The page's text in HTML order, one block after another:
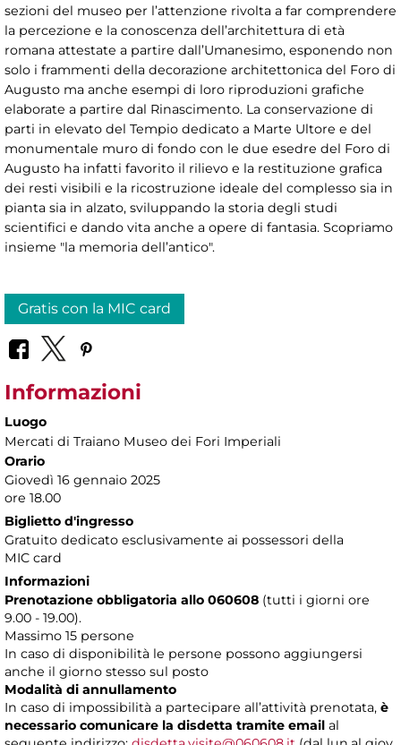
sezioni del museo per l’attenzione rivolta a far comprendere
la percezione e la conoscenza dell’architettura di età
romana attestate a partire dall’Umanesimo, esponendo non
solo i frammenti della decorazione architettonica del Foro di
Augusto ma anche esempi di loro riproduzioni grafiche
elaborate a partire dal Rinascimento. La conservazione di
parti in elevato del Tempio dedicato a Marte Ultore e del
monumentale muro di fondo con le due esedre del Foro di
Augusto ha infatti favorito il rilievo e la restituzione grafica
dei resti visibili e la ricostruzione ideale del complesso sia in
pianta sia in alzato, sviluppando la storia degli studi
scientifici e dando vita anche a opere di fantasia. Scopriamo
insieme "la memoria dell’antico".
Gratis con la MIC card
Informazioni
Luogo
Mercati di Traiano Museo dei Fori Imperiali
Orario
Giovedì 16 gennaio 2025
ore 18.00
Biglietto d'ingresso
Gratuito dedicato esclusivamente ai possessori della
MIC card
Informazioni
Prenotazione obbligatoria allo 060608 (tutti i giorni ore
9.00 - 19.00).
Massimo 15 persone
In caso di disponibilità le persone possono aggiungersi
anche il giorno stesso sul posto
Modalità di annullamento
In caso di impossibilità a partecipare all’attività prenotata, è
necessario comunicare la disdetta tramite email al